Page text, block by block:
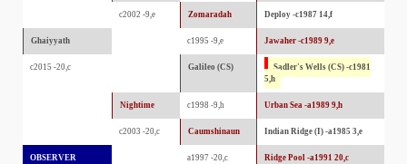
c2002 -9,e Zomaradah Deploy -c1987 14,f
Ghaiyyath c1995 -9,e Jawaher -c1989 9,e
c2015 -20,c Galileo (CS)
Sadler's Wells (CS) -c1981
5,h
Nightime c1998 -9,h Urban Sea -a1989 9,h
c2003 -20,c Caumshinaun Indian Ridge (I) -a1985 3,e
OBSERVER a1997 -20,c Ridge Pool -a1991 20,c